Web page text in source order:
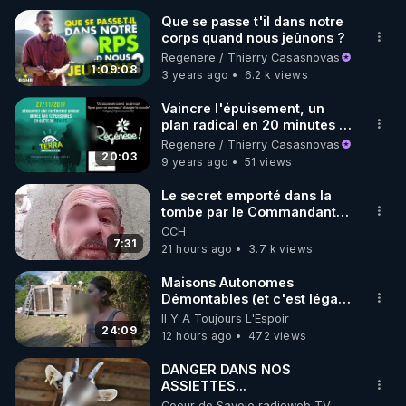
🌱 INSTAGRAM
https://www.instagram.com/rdlr_thierrycasasnovas/
http://rgnr.li/instagram
🌱 LA NEWSLETTER
Pour ne pas rater l’actualité RGNR (stages,
http://rgnr.li/news
🌱 VIDÉOS NON CENSURÉES SUR ODYSEE
Toutes les vidéos Youtube sont aussi sur la
http://rgnr.li/odysee
🌱 LES STAGES EN PRÉSENTIEL
1:09:08
Que se passe t'il dans notre
corps quand nous jeûnons ?
Regenere / Thierry Casasnovas
3 years ago
6.2 k views
20:03
Vaincre l'épuisement, un
plan radical en 20 minutes !
- www.regenere.org
Regenere / Thierry Casasnovas
9 years ago
51 views
7:31
Le secret emporté dans la
tombe par le Commandant
Cousteau le 25 juin 1997
CCH
21 hours ago
3.7 k views
24:09
Maisons Autonomes
Démontables (et c'est légal).
Visite éco village en
Bretagne
Il Y A Toujours L'Espoir
12 hours ago
472 views
DANGER DANS NOS
ASSIETTES...